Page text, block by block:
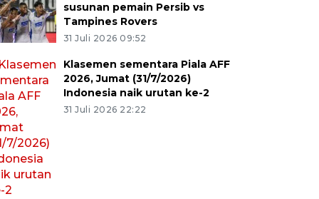
susunan pemain Persib vs
Tampines Rovers
31 Juli 2026 09:52
Klasemen sementara Piala AFF
2026, Jumat (31/7/2026)
Indonesia naik urutan ke-2
31 Juli 2026 22:22